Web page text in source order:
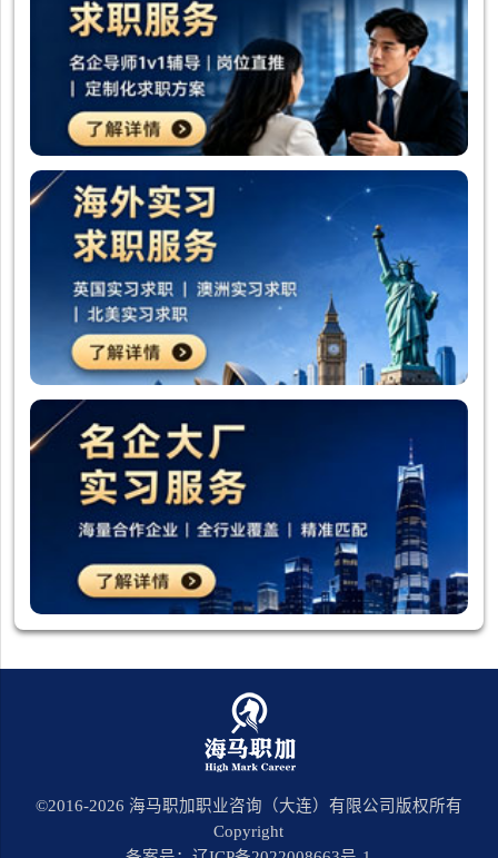
©2016-2026 海马职加职业咨询（大连）有限公司版权所有
Copyright